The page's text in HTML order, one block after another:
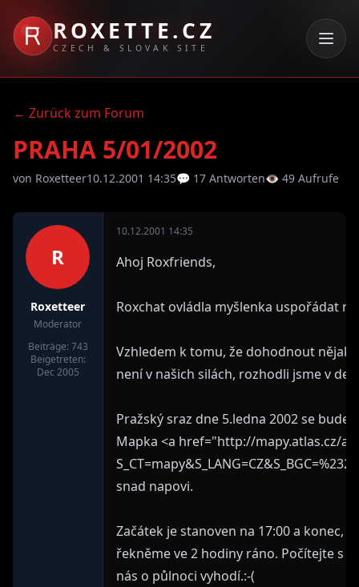
ROXETTE.CZ
CZECH & SLOVAK SITE
← Zurück zum Forum
PRAHA 5/01/2002
von Roxetteer10.12.2001 14:35💬 17 Antworten👁 49 Aufrufe
R
Roxetteer
Moderator
Beiträge: 743
Beigetreten:
Dec 2005
10.12.2001 14:35
Ahoj Roxfriends,
Roxchat ovládla myšlenka uspořádat
Vzhledem k tomu, že dohodnout
není v našich silách, rozhodli jsme v
Pražský sraz dne 5.ledna 2002 se
Mapka <a href="http://mapy.atlas.cz/
snad napovi.
Začátek je stanoven na 17:00 a konec,
řekněme ve 2 hodiny ráno. Počítejte s
nás o půlnoci vyhodí.:-(